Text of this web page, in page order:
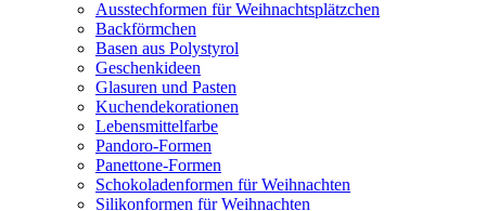
Ausstechformen für Weihnachtsplätzchen
Backförmchen
Basen aus Polystyrol
Geschenkideen
Glasuren und Pasten
Kuchendekorationen
Lebensmittelfarbe
Pandoro-Formen
Panettone-Formen
Schokoladenformen für Weihnachten
Silikonformen für Weihnachten